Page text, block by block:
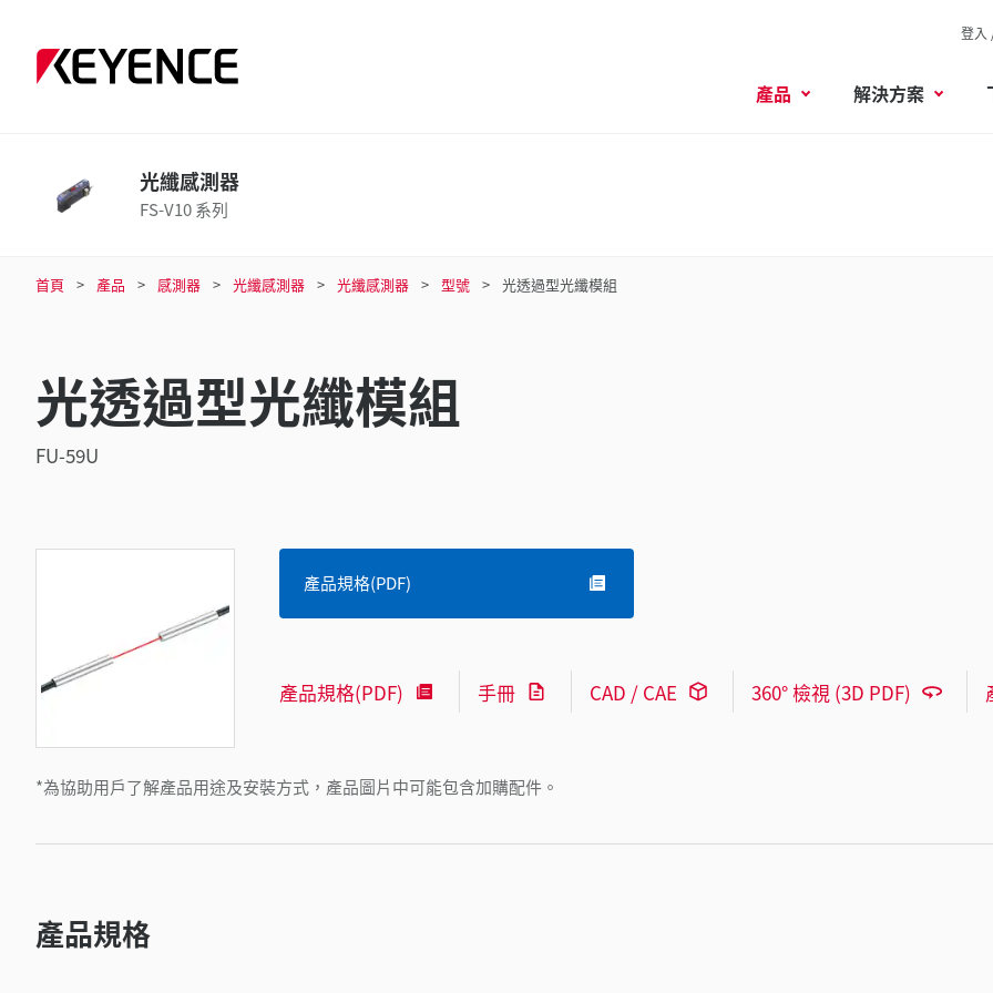
登入
產品 解決方案
光纖感測器
FS-V10 系列
首頁 產品 感測器 光纖感測器 光纖感測器 型號 光透過型光纖模組
光透過型光纖模組
FU-59U
*為協助用戶了解產品用途及安裝方式，產品圖片中可能包含加購配件。
產品規格(PDF)
產品規格(PDF) 手冊 CAD / CAE 360° 檢視 (3D PDF)
產品規格